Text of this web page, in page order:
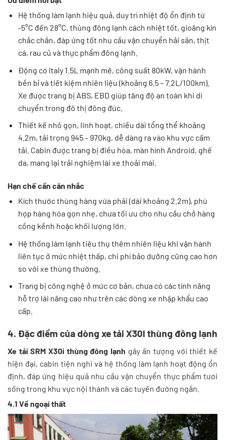
Hệ thống làm lạnh hiệu quả, duy trì nhiệt độ ổn định từ
-5°C đến 28°C, thùng đông lạnh cách nhiệt tốt, gioăng kín
chắc chắn, đáp ứng tốt nhu cầu vận chuyển hải sản, thịt
cá, rau củ và thực phẩm đông lạnh.
Động cơ Italy 1.5L mạnh mẽ, công suất 80kW, vận hành
bền bỉ và tiết kiệm nhiên liệu (khoảng 6.5 – 7.2L/100km).
Xe được trang bị ABS, EBD giúp tăng độ an toàn khi di
chuyển trong đô thị đông đúc.
Thiết kế nhỏ gọn, linh hoạt, chiều dài tổng thể khoảng
4.2m, tải trọng 945 – 970kg, dễ dàng ra vào khu vực cấm
tải. Cabin được trang bị điều hòa, màn hình Android, ghế
da, mang lại trải nghiệm lái xe thoải mái.
Hạn chế cần cân nhắc
Kích thước thùng hàng vừa phải (dài khoảng 2.2m), phù
hợp hàng hóa gọn nhẹ, chưa tối ưu cho nhu cầu chở hàng
cồng kềnh hoặc khối lượng lớn.
Hệ thống làm lạnh tiêu thụ thêm nhiên liệu khi vận hành
liên tục ở mức nhiệt thấp, chi phí bảo dưỡng cũng cao hơn
so với xe thùng thường.
Trang bị công nghệ ở mức cơ bản, chưa có các tính năng
hỗ trợ lái nâng cao như trên các dòng xe nhập khẩu cao
cấp.
4. Đặc điểm của dòng xe tải X30I thùng đông lạnh
Xe tải SRM X30i thùng đông lạnh gây ấn tượng với thiết kế
hiện đại, cabin tiện nghi và hệ thống làm lạnh hoạt động ổn
định, đáp ứng hiệu quả nhu cầu vận chuyển thực phẩm tươi
sống trong khu vực nội thành và các tuyến đường ngắn.
4.1 Về ngoại thất